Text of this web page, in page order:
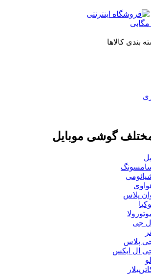
بندی کالاها
گوشی موبایل
پلاس
جی
پلاس
ال ایکس